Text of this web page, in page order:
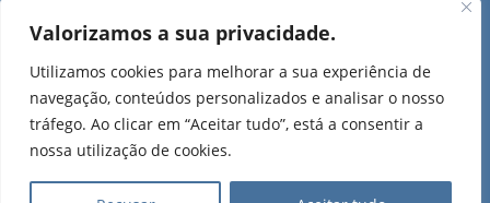
Valorizamos a sua privacidade.
Utilizamos cookies para melhorar a sua experiência de
navegação, conteúdos personalizados e analisar o nosso
tráfego. Ao clicar em “Aceitar tudo”, está a consentir a
nossa utilização de cookies.
Rua Manuel Pinto Martins
T. 224 509 703 (chamada rede fixa nacional)
E.geral@uf-gvj.pt